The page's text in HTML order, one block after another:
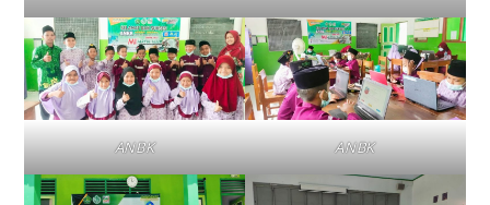
ANBK ANBK